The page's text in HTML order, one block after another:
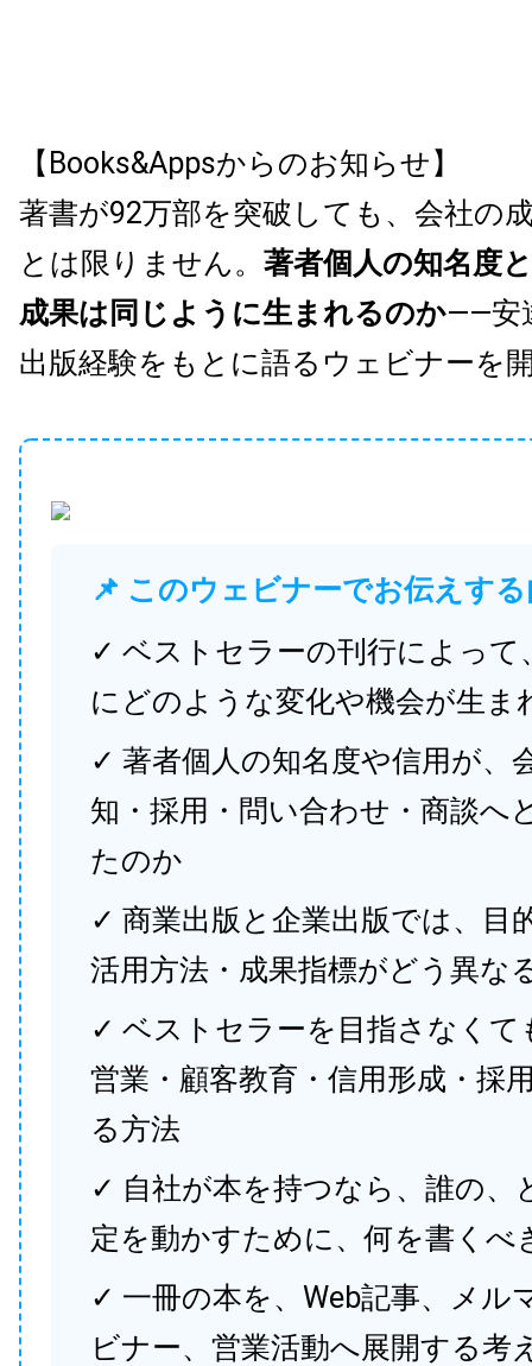
【Books&Appsからのお知らせ】
著書が92万部を突破しても、会社の
とは限りません。 著者個人の知名度
成果は同じように生まれるのか——安
出版経験をもとに語るウェビナーを
📌 このウェビナーでお伝えす
✓ ベストセラーの刊行によって
にどのような変化や機会が生ま
✓ 著者個人の知名度や信用が、
知・採用・問い合わせ・商談へ
たのか
✓ 商業出版と企業出版では、目
活用方法・成果指標がどう異な
✓ ベストセラーを目指さなくて
営業・顧客教育・信用形成・採
る方法
✓ 自社が本を持つなら、誰の、
定を動かすために、何を書くべ
✓ 一冊の本を、Web記事、メル
ビナー、営業活動へ展開する考